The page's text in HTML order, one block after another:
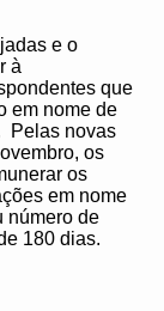
e o
à
que
em nome de
Pelas novas
os
os
em nome
número de
180 dias.